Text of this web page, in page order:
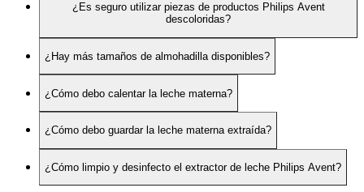
¿Es seguro utilizar piezas de productos Philips Avent
descoloridas?
¿Hay más tamaños de almohadilla disponibles?
¿Cómo debo calentar la leche materna?
¿Cómo debo guardar la leche materna extraída?
¿Cómo limpio y desinfecto el extractor de leche Philips Avent?